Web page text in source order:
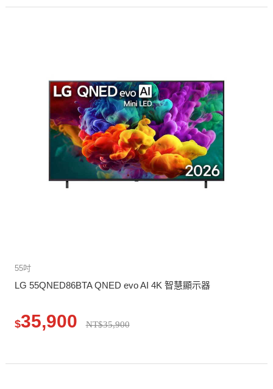
55吋
LG 55QNED86BTA QNED evo AI 4K 智慧顯示器
$35,900 NT$35,900